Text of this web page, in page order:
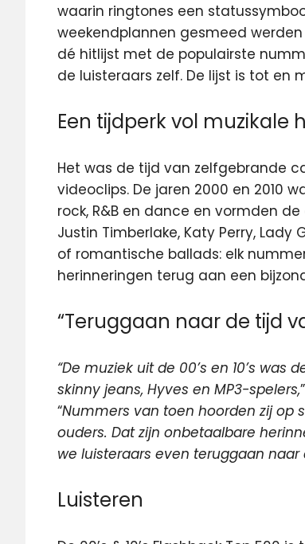
waarin ringtones een
weekendplannen gesmeed werden
dé hitlijst met de populairste
de luisteraars zelf. De lijst is tot en
Een tijdperk vol muzikale
Het was de tijd van zelfgebrande
videoclips. De jaren 2000 en 2010
rock, R&B en dance en vormden
Justin Timberlake, Katy Perry,
of romantische ballads: elk
herinneringen terug aan een
“Teruggaan naar de tijd
“De muziek uit de 00’s en 10’s
skinny jeans, Hyves en MP3-spelers,
“Nummers van toen hoorden zij op
ouders. Dat zijn onbetaalbare
we luisteraars even teruggaan
Luisteren